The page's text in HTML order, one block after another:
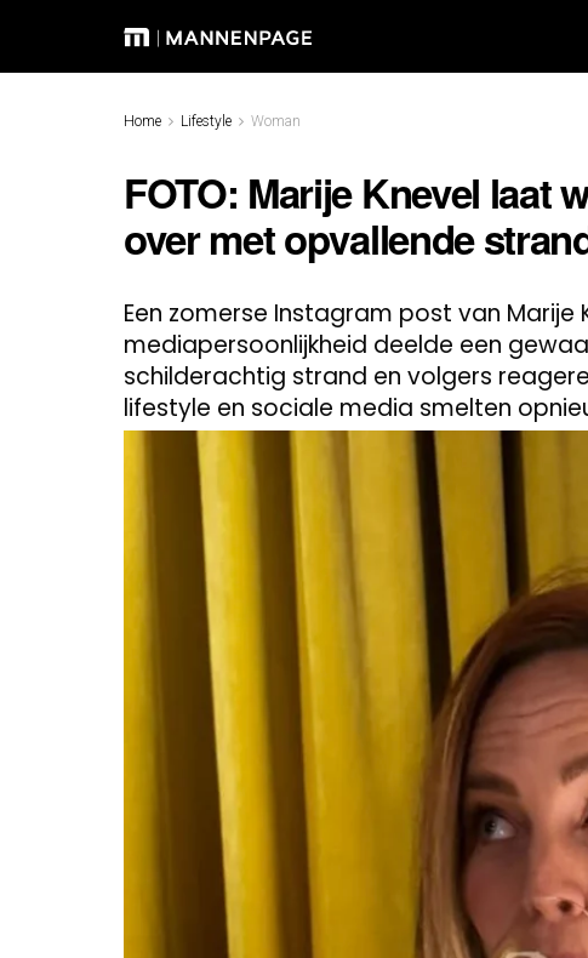
Home Lifestyle Woman
FOTO: Marije Knevel laat
over met opvallende
Een zomerse Instagram post van
mediapersoonlijkheid deelde een
schilderachtig strand en volgers
lifestyle en sociale media smelten